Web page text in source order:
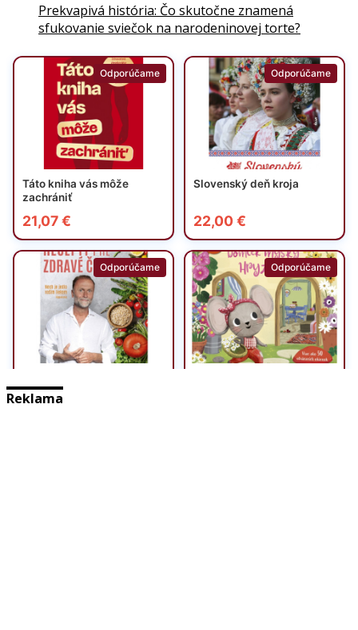
Prekvapivá história: Čo skutočne znamená
sfukovanie sviečok na narodeninovej torte?
Reklama